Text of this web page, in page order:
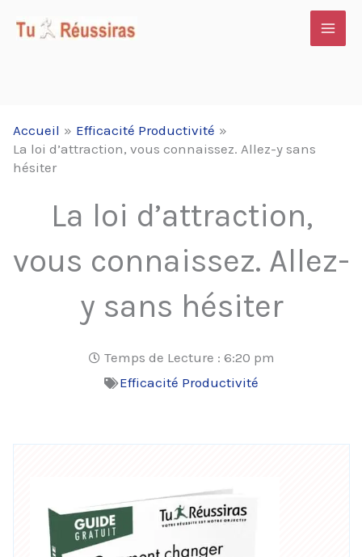
Accueil
Efficacité Productivité
La loi d’attraction, vous connaissez. Allez-y sans
hésiter
La loi d’attraction,
vous connaissez. Allez-
y sans hésiter
Temps de Lecture : 6:20 pm
Efficacité Productivité